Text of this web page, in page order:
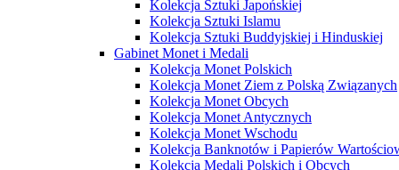
Kolekcja Sztuki Japońskiej
Kolekcja Sztuki Islamu
Kolekcja Sztuki Buddyjskiej i Hinduskiej
Gabinet Monet i Medali
Kolekcja Monet Polskich
Kolekcja Monet Ziem z Polską Związanych
Kolekcja Monet Obcych
Kolekcja Monet Antycznych
Kolekcja Monet Wschodu
Kolekcja Banknotów i Papierów
Kolekcja Medali Polskich i Obcych